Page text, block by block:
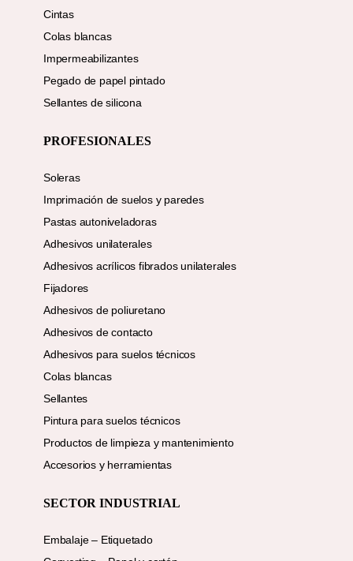
Cintas
Colas blancas
Impermeabilizantes
Pegado de papel pintado
Sellantes de silicona
PROFESIONALES
Soleras
Imprimación de suelos y paredes
Pastas autoniveladoras
Adhesivos unilaterales
Adhesivos acrílicos fibrados unilaterales
Fijadores
Adhesivos de poliuretano
Adhesivos de contacto
Adhesivos para suelos técnicos
Colas blancas
Sellantes
Pintura para suelos técnicos
Productos de limpieza y mantenimiento
Accesorios y herramientas
SECTOR INDUSTRIAL
Embalaje – Etiquetado